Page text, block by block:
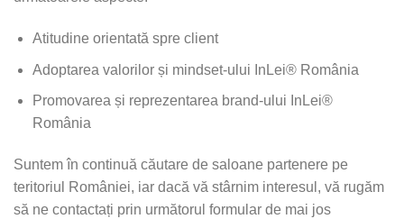
Atitudine orientată spre client
Adoptarea valorilor și mindset-ului InLei® România
Promovarea și reprezentarea brand-ului InLei®
România
Suntem în continuă căutare de saloane partenere pe
teritoriul României, iar dacă vă stârnim interesul, vă rugăm
să ne contactați prin următorul formular de mai jos